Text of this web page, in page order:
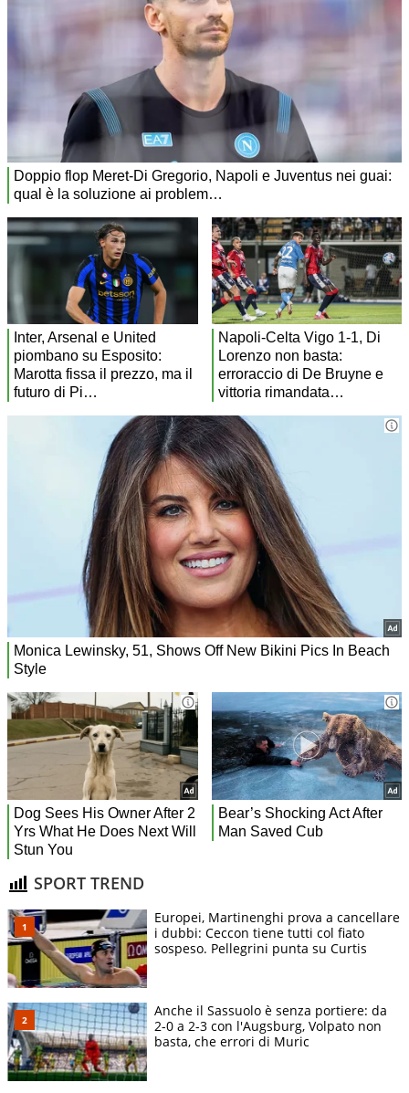
SPORT TREND
Europei, Martinenghi prova a cancellare
i dubbi: Ceccon tiene tutti col fiato
sospeso. Pellegrini punta su Curtis
Anche il Sassuolo è senza portiere: da
2-0 a 2-3 con l'Augsburg, Volpato non
basta, che errori di Muric